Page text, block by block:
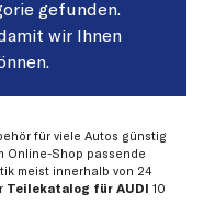
gefunden.
wir Ihnen
für viele Autos günstig
Online-Shop passende
meist innerhalb von 24
Teilekatalog für AUDI 10